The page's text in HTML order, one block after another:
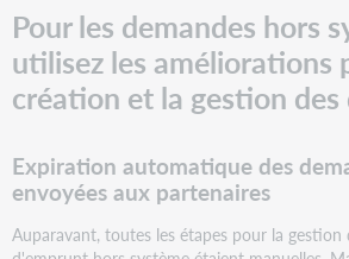
Problèmes
corrigés
et
problèmes
importants
Séances
d'information
Pour les demandes hors
utilisez les améliorations
création et la gestion des
Expiration automatique des
envoyées aux partenaires​
Auparavant, toutes les étapes pour la gestion